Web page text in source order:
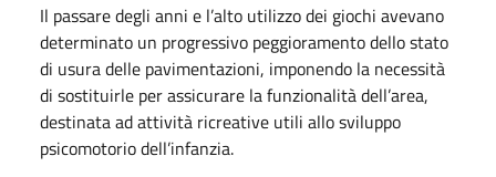
Il passare degli anni e l’alto utilizzo dei giochi avevano
determinato un progressivo peggioramento dello stato
di usura delle pavimentazioni, imponendo la necessità
di sostituirle per assicurare la funzionalità dell’area,
destinata ad attività ricreative utili allo sviluppo
psicomotorio dell’infanzia.